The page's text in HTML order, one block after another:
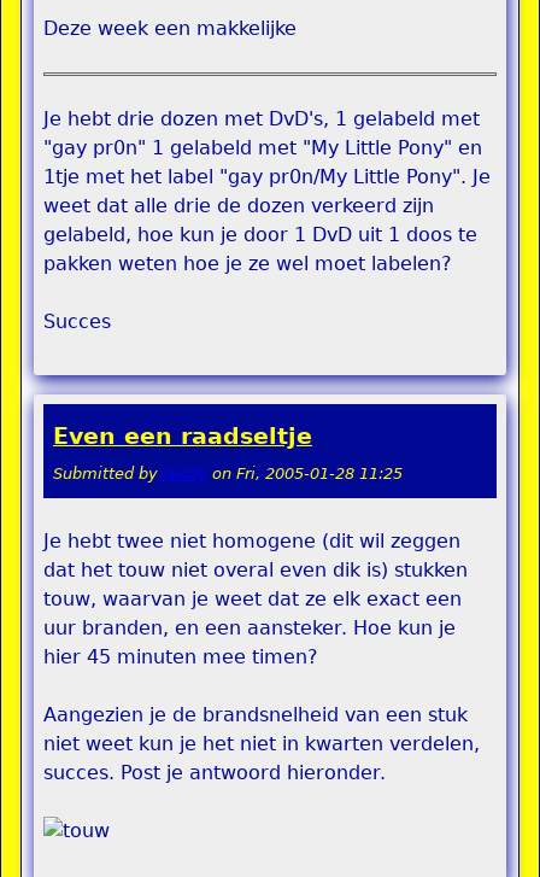
Deze week een makkelijke
Je hebt drie dozen met DvD's, 1 gelabeld met
"gay pr0n" 1 gelabeld met "My Little Pony" en
1tje met het label "gay pr0n/My Little Pony". Je
weet dat alle drie de dozen verkeerd zijn
gelabeld, hoe kun je door 1 DvD uit 1 doos te
pakken weten hoe je ze wel moet labelen?
Succes
Even een raadseltje
Submitted by teddy on Fri, 2005-01-28 11:25
Je hebt twee niet homogene (dit wil zeggen
dat het touw niet overal even dik is) stukken
touw, waarvan je weet dat ze elk exact een
uur branden, en een aansteker. Hoe kun je
hier 45 minuten mee timen?
Aangezien je de brandsnelheid van een stuk
niet weet kun je het niet in kwarten verdelen,
succes. Post je antwoord hieronder.